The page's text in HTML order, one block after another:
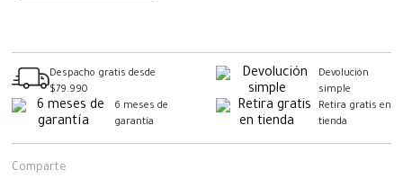
Despacho gratis desde
$79.990
Devolución
simple
6 meses de
garantía
Retira gratis en
tienda
Comparte